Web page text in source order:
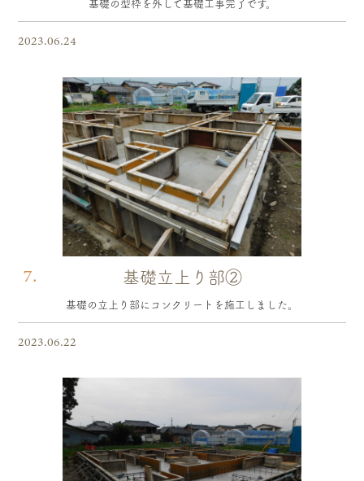
基礎の型枠を外して基礎工事完了です。
2023.06.24
7. 基礎立上り部②
基礎の立上り部にコンクリートを施工しました。
2023.06.22